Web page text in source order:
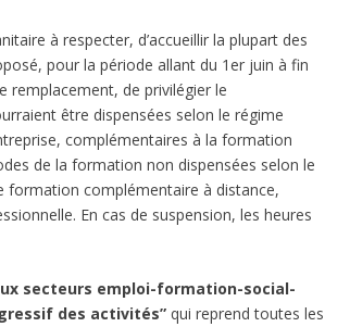
à respecter, d’accueillir la plupart des
pour la période allant du 1er juin à fin
remplacement, de privilégier le
être dispensées selon le régime
complémentaires à la formation
de la formation non dispensées selon le
formation complémentaire à distance,
En cas de suspension, les heures
secteurs emploi-formation-social-
des activités” qui reprend toutes les